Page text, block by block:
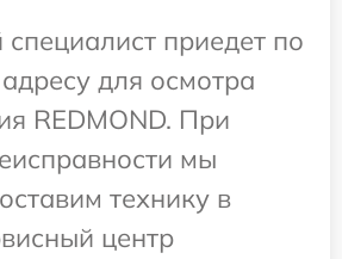
специалист приедет по
для осмотра
REDMOND. При
мы
технику в
центр